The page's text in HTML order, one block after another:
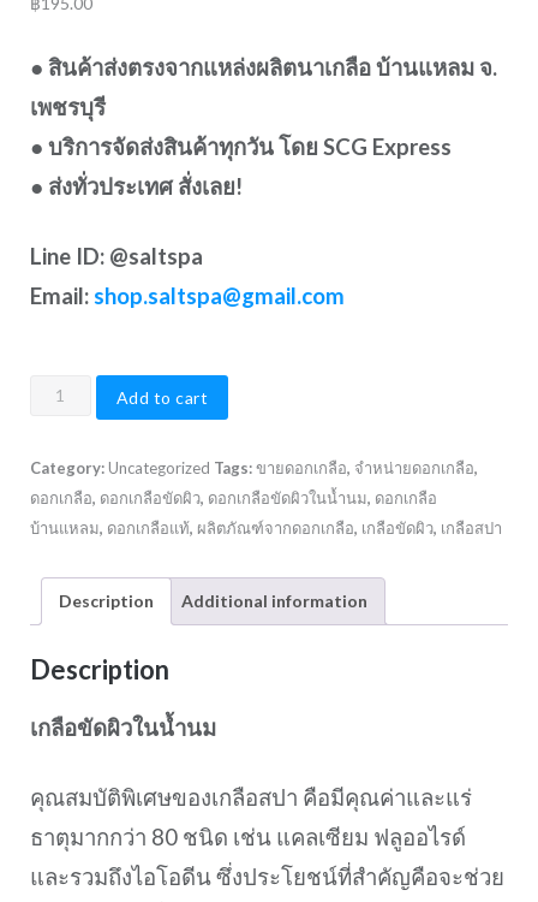
● สินค้าส่งตรงจากแหล่งผลิตนาเกลือ บ้านแหลม จ.
เพชรบุรี
● บริการจัดส่งสินค้าทุกวัน โดย SCG Express
● ส่งทั่วประเทศ สั่งเลย!
Line ID: @saltspa
Email:shop.saltspa@gmail.com
ดอก
ผิว
ใน
น้ำนม
200
quantity
Add to cart
Category: Uncategorized Tags:ขายดอกเกลือ, จำหน่ายดอกเกลือ,
ดอกเกลือ, ดอกเกลือขัดผิว, ดอกเกลือขัดผิวในน้ำนม, ดอกเกลือ
บ้านแหลม, ดอกเกลือแท้, ผลิตภัณฑ์จากดอกเกลือ, เกลือขัดผิว, เกลือสปา
Description Additional information
Description
เกลือขัดผิวในน้ำนม
คุณสมบัติพิเศษของเกลือสปา คือมีคุณค่าและแร่
ธาตุมากกว่า 80 ชนิด เช่น แคลเซียม ฟลูออไรด์
และรวมถึงไอโอดีน ซึ่งประโยชน์ที่สำคัญคือจะช่วย